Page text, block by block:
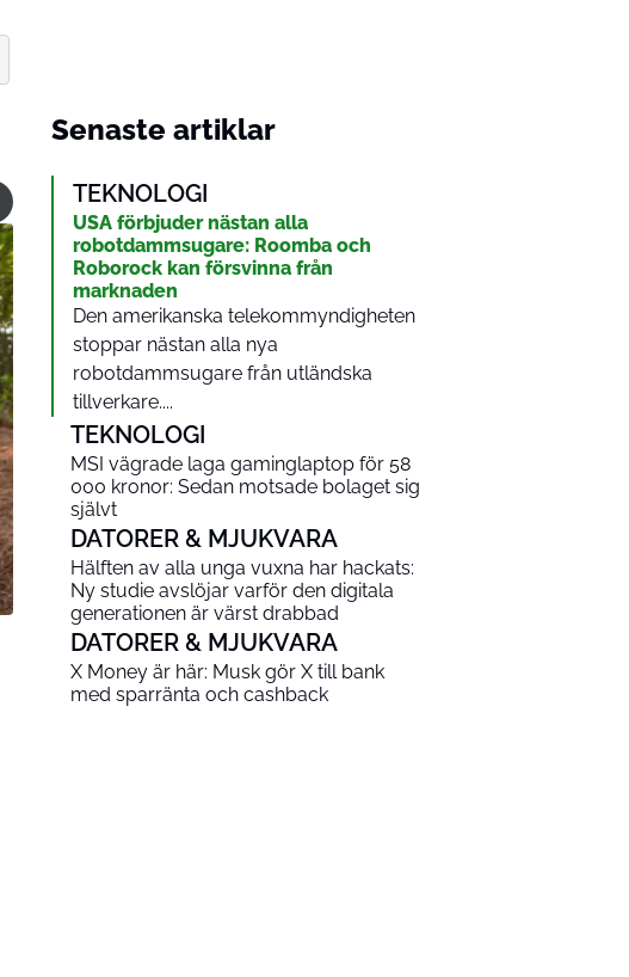
Senaste artiklar
TEKNOLOGI
USA förbjuder nästan alla
robotdammsugare: Roomba och
Roborock kan försvinna från
marknaden
Den amerikanska telekommyndigheten
stoppar nästan alla nya
robotdammsugare från utländska
tillverkare....
TEKNOLOGI
MSI vägrade laga gaminglaptop för 58
000 kronor: Sedan motsade bolaget sig
självt
DATORER & MJUKVARA
Hälften av alla unga vuxna har hackats:
Ny studie avslöjar varför den digitala
generationen är värst drabbad
DATORER & MJUKVARA
X Money är här: Musk gör X till bank
med sparränta och cashback